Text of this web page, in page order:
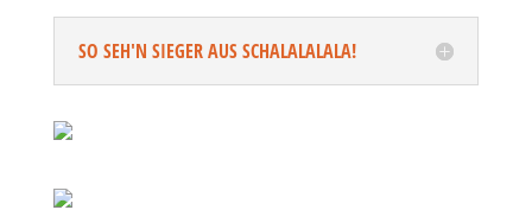
SO SEH'N SIEGER AUS SCHALALALALA!